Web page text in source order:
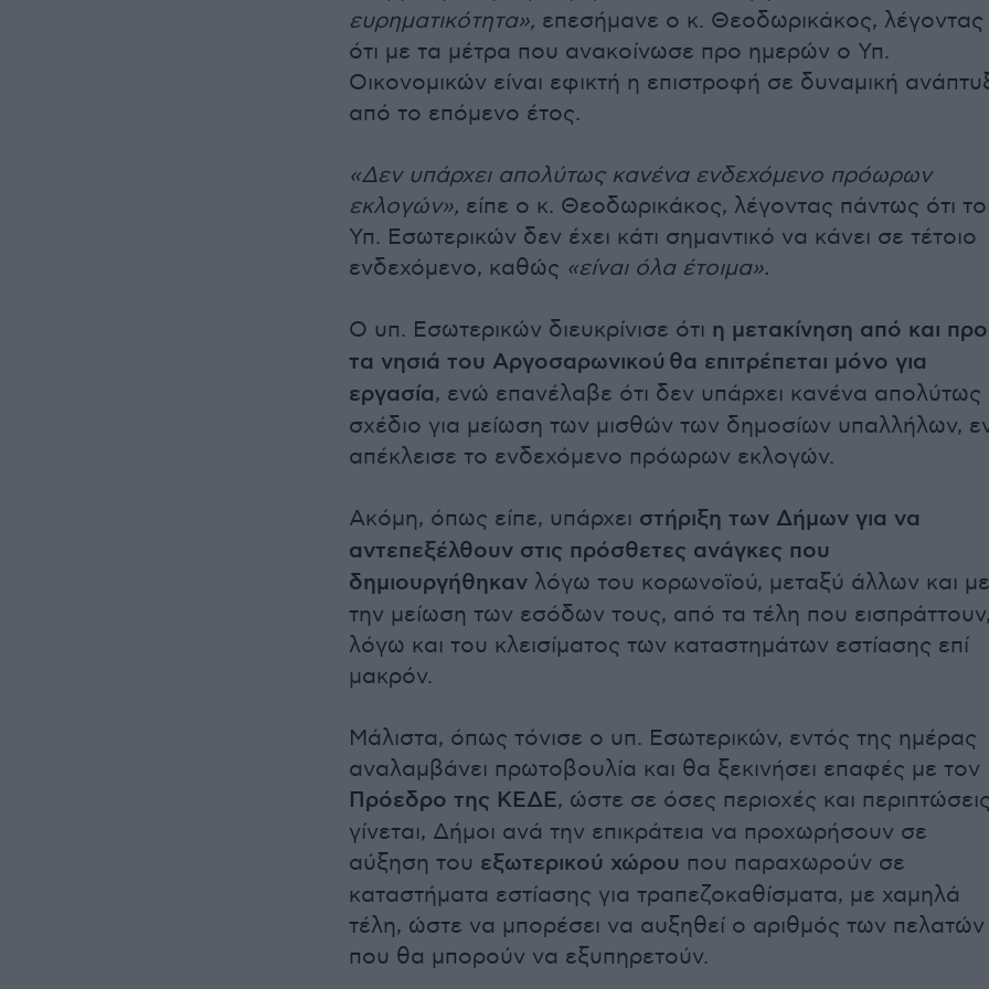
ευρηματικότητα», επεσήμανε ο κ. Θεοδωρικάκος, λέγοντας
ότι με τα μέτρα που ανακοίνωσε προ ημερών ο Υπ.
Οικονομικών είναι εφικτή η επιστροφή σε δυναμική
από το επόμενο έτος.
«Δεν υπάρχει απολύτως κανένα ενδεχόμενο πρόωρων
εκλογών», είπε ο κ. Θεοδωρικάκος, λέγοντας πάντως ότι το
Υπ. Εσωτερικών δεν έχει κάτι σημαντικό να κάνει σε τέτοιο
ενδεχόμενο, καθώς «είναι όλα έτοιμα».
Ο υπ. Εσωτερικών διευκρίνισε ότι η μετακίνηση από και
τα νησιά του Αργοσαρωνικού θα επιτρέπεται μόνο για
εργασία, ενώ επανέλαβε ότι δεν υπάρχει κανένα απολύτως
σχέδιο για μείωση των μισθών των δημοσίων υπαλλήλων,
απέκλεισε το ενδεχόμενο πρόωρων εκλογών.
Ακόμη, όπως είπε, υπάρχει στήριξη των Δήμων για να
αντεπεξέλθουν στις πρόσθετες ανάγκες που
δημιουργήθηκαν λόγω του κορωνοϊού, μεταξύ άλλων και με
την μείωση των εσόδων τους, από τα τέλη που εισπράττουν,
λόγω και του κλεισίματος των καταστημάτων εστίασης επί
μακρόν.
Μάλιστα, όπως τόνισε ο υπ. Εσωτερικών, εντός της ημέρας
αναλαμβάνει πρωτοβουλία και θα ξεκινήσει επαφές με τον
Πρόεδρο της ΚΕΔΕ, ώστε σε όσες περιοχές και περιπτώσεις
γίνεται, Δήμοι ανά την επικράτεια να προχωρήσουν σε
αύξηση του εξωτερικού χώρου που παραχωρούν σε
καταστήματα εστίασης για τραπεζοκαθίσματα, με χαμηλά
τέλη, ώστε να μπορέσει να αυξηθεί ο αριθμός των πελατών
που θα μπορούν να εξυπηρετούν.